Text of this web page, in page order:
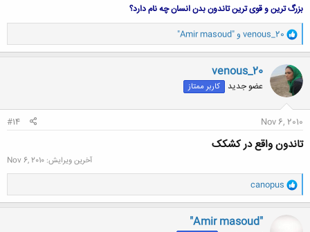
بزرگ ترین و قوی ترین تاندون بدن انسان چه نام دارد؟
و
ا
ک
ن
ش
ه
ا
venous_20 و "Amir masoud"
venous_20
عضو جدید کاربر ممتاز
Nov 6, 2010
#14
تاندون واقع در کشکک
آخرین ویرایش: Nov 6, 2010
و
ا
ک
ن
canopus
"Amir masoud"